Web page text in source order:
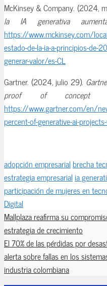
McKinsey & Company. (2024,
la IA generativa
https://www.mckinsey.com/
estado-de-la-ia-a-principios-de-
generar-valor/es-CL
Gartner. (2024, julio 29).
proof of
https://www.gartner.com/en/
percent-of-generative-ai-
adopción empresarialbrecha
estrategia empresarial ia
participación de mujeres en
Digital
Mallplaza reafirma su
estrategia de crecimiento
El 70% de las pérdidas por
alerta sobre fallas en los
industria colombiana